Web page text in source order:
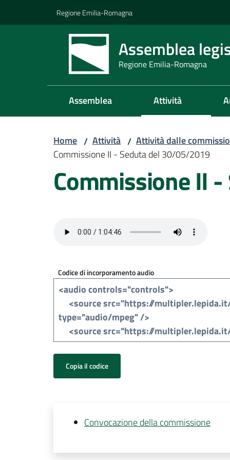
Regione Emilia-Romagna
Assemblea
Regione Emilia-Romagna
Assemblea Attività
Home / Attività / Attività dalle
Commissione II - Seduta del 30/05/2019
Commissione II
Codice di incorporamento audio
Copia il codice
Convocazione della commissione